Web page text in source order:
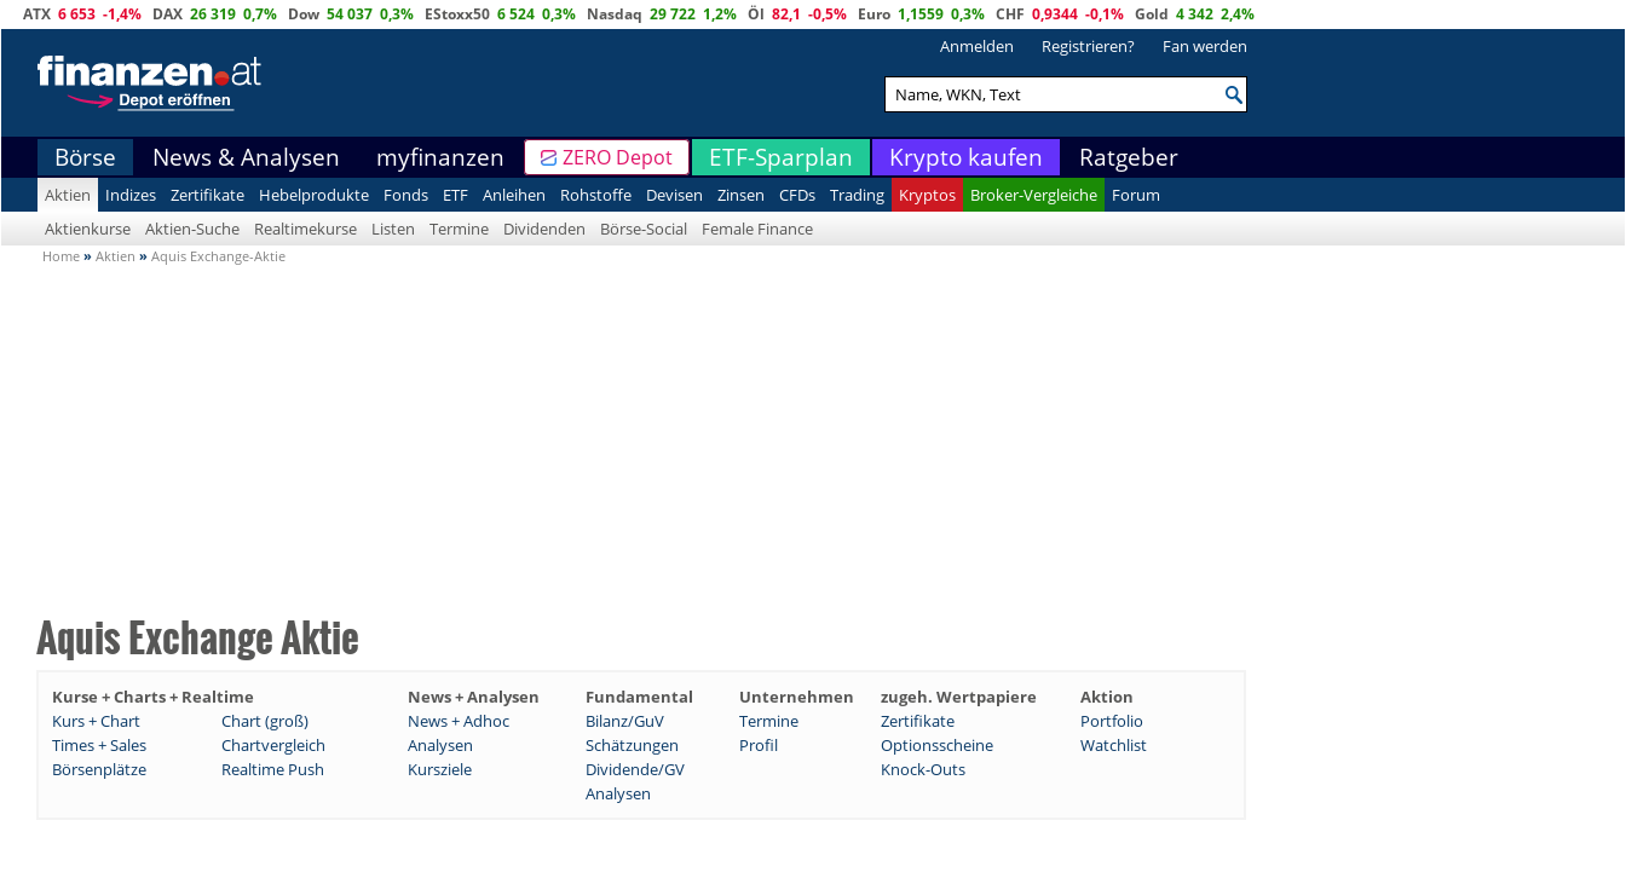
ATX 6 653 -1,4% DAX 26 319 0,7% Dow 54 037 0,3% EStoxx50 6 524 0,3% Nasdaq 29 722 1,2% Öl 82,1 -0,5% Euro 1,1559 0,3% CHF 0,9344 -0,1% Gold 4 342 2,4%
Anmelden Registrieren? Fan werden
Börse News & Analysen myfinanzen ZERO Depot ETF-Sparplan Krypto kaufen Ratgeber
Aktien Indizes Zertifikate Hebelprodukte Fonds ETF Anleihen Rohstoffe Devisen Zinsen CFDs Trading Kryptos Broker-Vergleiche
Forum
Aktienkurse
Aktien-Suche Realtimekurse Listen Termine Dividenden Börse-Social Female Finance
Home » Aktien » Aquis Exchange-Aktie
Aquis Exchange Aktie
Kurse + Charts + Realtime News + Analysen Fundamental Unternehmen zugeh. Wertpapiere
Aktion
Kurs + Chart
Chart (groß) News + Adhoc Bilanz/GuV Termine Zertifikate
Portfolio
Times + Sales
Chartvergleich Analysen Schätzungen Profil Optionsscheine
Watchlist
Börsenplätze
Realtime Push Kursziele Dividende/GV
Knock-Outs
Analysen